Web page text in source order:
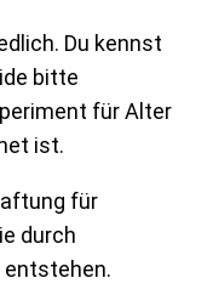
Du kennst
bitte
für Alter
ist.
für
durch
entstehen.